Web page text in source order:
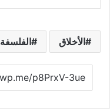
الأخلاق الفلسفة